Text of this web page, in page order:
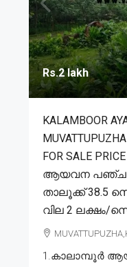
Rs.2 lakh
KALAMBOOR
FOR SALE
ആയവന
താലൂക്ക് 38.5
വില 2 ലക്ഷം/
1.കാലാമ്പൂർ